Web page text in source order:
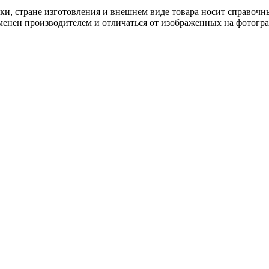
стране изготовления и внешнем виде товара носит
производителем и отличаться от изображенных на